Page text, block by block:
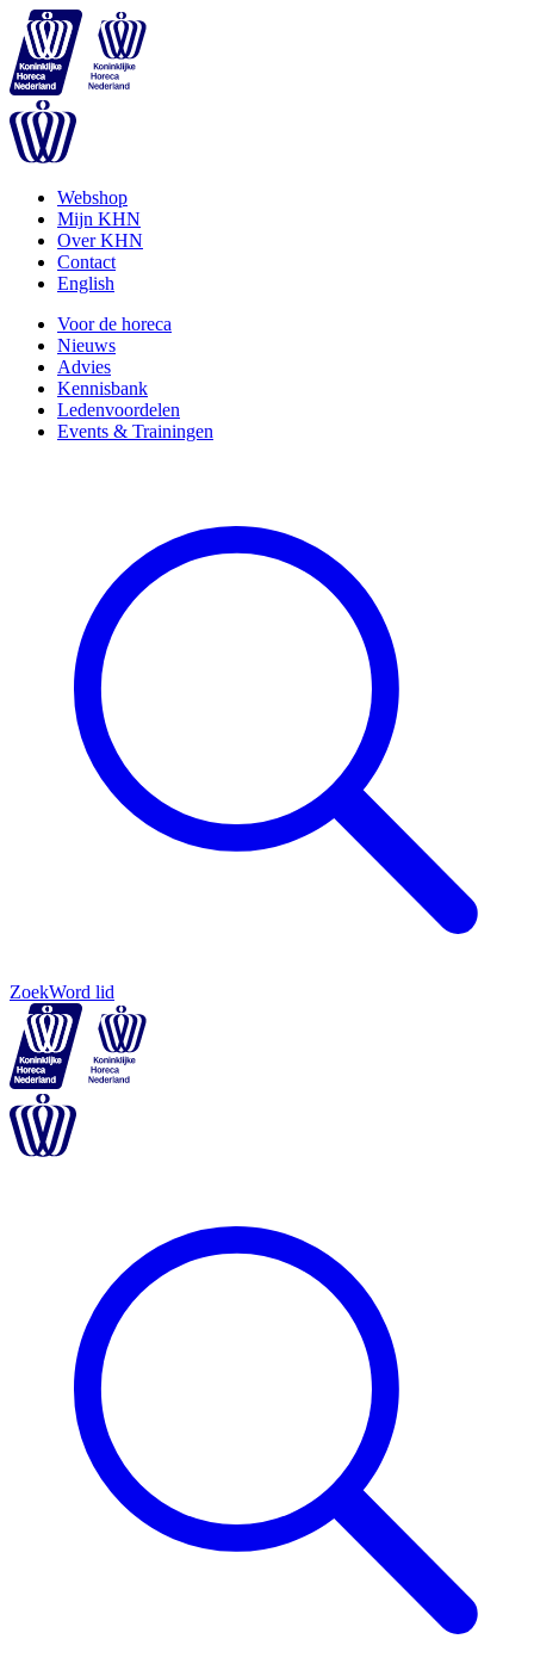
Webshop
Mijn KHN
Over KHN
Contact
English
Voor de horeca
Nieuws
Advies
Kennisbank
Ledenvoordelen
Events & Trainingen
ZoekWord lid